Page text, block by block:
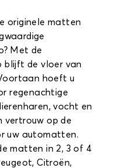
originele matten
Met de
de vloer van
hoeft u
regenachtige
vocht en
vertrouw op de
uw automatten.
matten in 2, 3 of 4
Citroën,